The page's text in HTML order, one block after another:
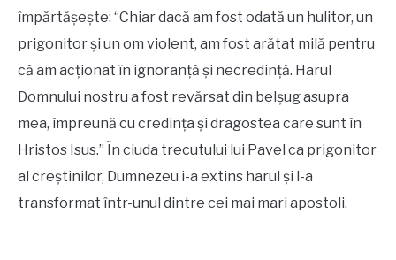
împărtășește: “Chiar dacă am fost odată un hulitor, un
prigonitor și un om violent, am fost arătat milă pentru
că am acționat în ignoranță și necredință. Harul
Domnului nostru a fost revărsat din belșug asupra
mea, împreună cu credința și dragostea care sunt în
Hristos Isus.” În ciuda trecutului lui Pavel ca prigonitor
al creștinilor, Dumnezeu i-a extins harul și l-a
transformat într-unul dintre cei mai mari apostoli.